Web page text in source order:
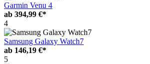
Garmin Venu 4
ab 394,99 €*
4
Samsung Galaxy Watch7
ab 146,19 €*
5